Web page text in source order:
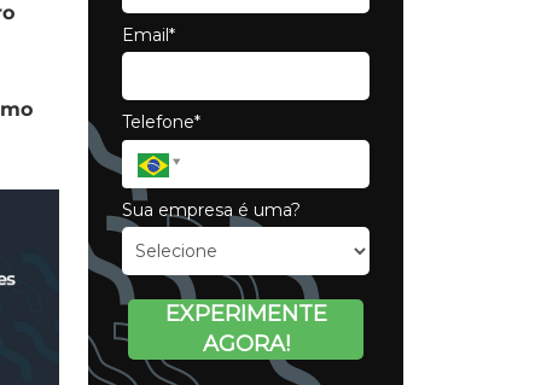
Email*
Telefone*
Sua empresa é uma?
EXPERIMENTE
AGORA!